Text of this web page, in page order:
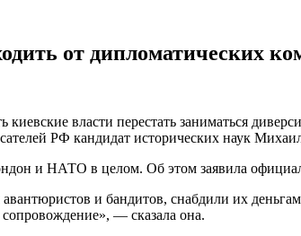
от дипломатических
власти перестать заниматься
РФ кандидат исторических наук
и НАТО в целом. Об этом заявила
и бандитов, снабдили их
— сказала она.